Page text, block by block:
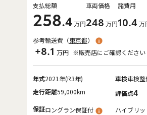
支払総額
258.4 万円
車両価格
248 万円
諸費用
10.4 万
参考輸送費（東京都）
+8.1 万円 ※販売店にご確認ください
年式2021年(R3年) 車検車検
走行距離59,000km 評価点4
保証ロングラン保証付
ハイブリ